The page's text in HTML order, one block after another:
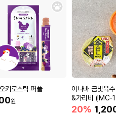
키로스틱 퍼플
원
이나바 금빛육
&가리비 (IMC-
20%